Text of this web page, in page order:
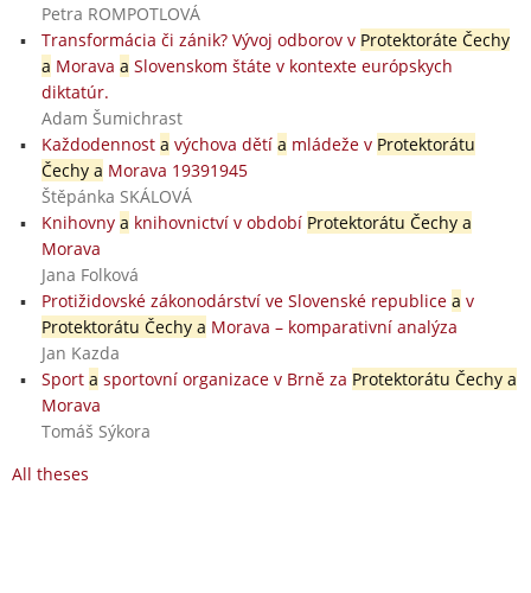
Petra ROMPOTLOVÁ
Transformácia či zánik? Vývoj odborov v Protektoráte Čechy
a Morava a Slovenskom štáte v kontexte európskych
diktatúr.
Adam Šumichrast
Každodennost a výchova dětí a mládeže v Protektorátu
Čechy a Morava 19391945
Štěpánka SKÁLOVÁ
Knihovny a knihovnictví v období Protektorátu Čechy a
Morava
Jana Folková
Protižidovské zákonodárství ve Slovenské republice a v
Protektorátu Čechy a Morava – komparativní analýza
Jan Kazda
Sport a sportovní organizace v Brně za Protektorátu Čechy a
Morava
Tomáš Sýkora
All theses